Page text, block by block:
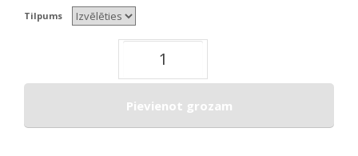
Tilpums
Pievienot grozam